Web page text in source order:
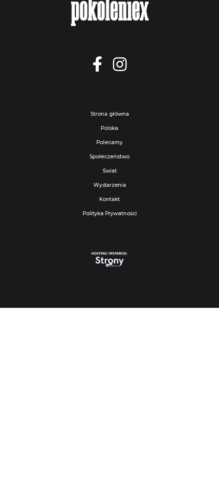
Strona główna
Polska
Polecamy
Społeczeństwo
Świat
Wydarzenia
Kontakt
Polityka Prywatności